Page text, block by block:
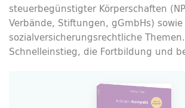
steuerbegünstigter Körperschaften
Verbände, Stiftungen, gGmbHs)
sozialversicherungsrechtliche
Schnelleinstieg, die Fortbildung und